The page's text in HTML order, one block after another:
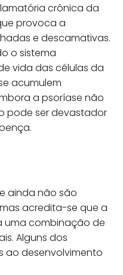
crônica da
provoca a
e descamativas.
o sistema
vida das células da
acumulem
a psoríase não
pode ser devastador
ainda não são
acredita-se que a
uma combinação de
Alguns dos
ao desenvolvimento